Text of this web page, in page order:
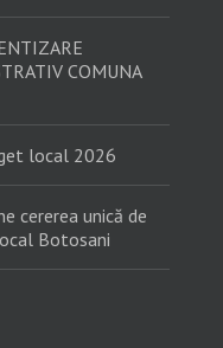
COMUNA
local 2026
cererea unică de
Botosani